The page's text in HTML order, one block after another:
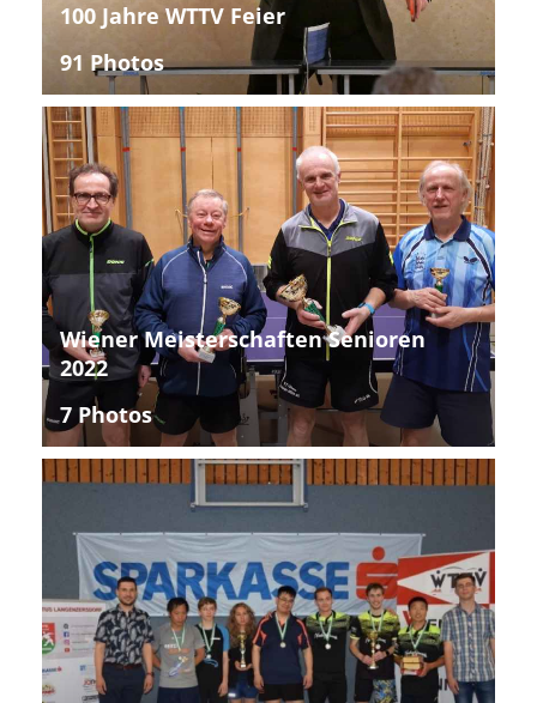
100 Jahre WTTV Feier
91 Photos
Wiener Meisterschaften Senioren
2022
7 Photos